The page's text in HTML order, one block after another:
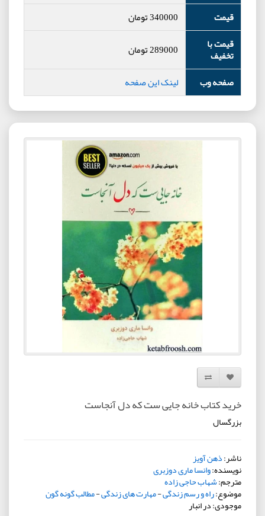
قیمت
340000تومان
قیمت با
تخفیف 289000تومان
صفحه وب
لینک این صفحه
افزودن به لیست دلخواه
مقایسه این محصول
خرید کتاب خانه جایی ست که دل آنجاست
بزرگسال
ناشر:ذهن آویز
نویسنده:وانسا ماری دوزبری
مترجم:شهاب حاجی زاده
موضوع:راه و رسم زندگی-مهارت های زندگی-مطالب گونه گون
موجودی: در انبار